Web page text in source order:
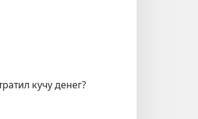
кучу денег?